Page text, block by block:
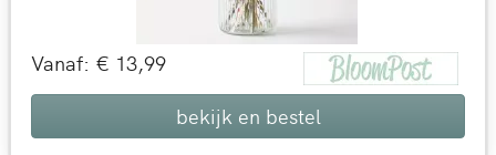
Vanaf: € 13,99
bekijk en bestel